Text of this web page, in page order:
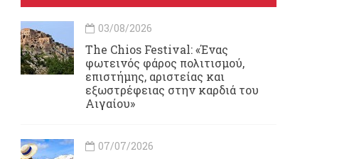
03/08/2026
Τhe Chios Festival: «Ένας
φωτεινός φάρος πολιτισμού,
επιστήμης, αριστείας και
εξωστρέφειας στην καρδιά του
Αιγαίου»
07/07/2026